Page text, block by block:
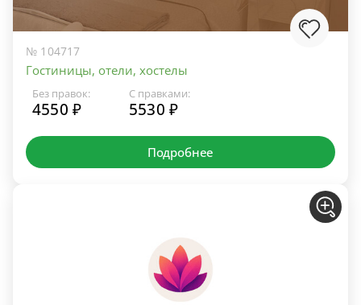
№ 104717
Гостиницы, отели, хостелы
Без правок:
4550 ₽
С правками:
5530 ₽
Подробнее